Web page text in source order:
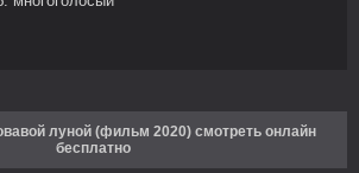
луной (фильм 2020) смотреть онлайн
бесплатно